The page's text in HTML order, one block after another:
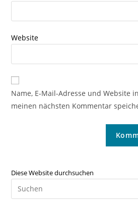
Website
Name, E-Mail-Adresse und Website
meinen nächsten Kommentar
Diese Website durchsuchen